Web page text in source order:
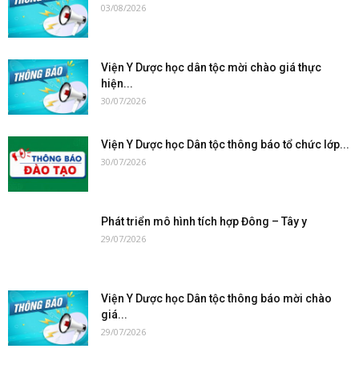
03/08/2026
Viện Y Dược học dân tộc mời chào giá thực
hiện...
30/07/2026
Viện Y Dược học Dân tộc thông báo tổ chức lớp...
30/07/2026
Phát triển mô hình tích hợp Đông – Tây y
29/07/2026
Viện Y Dược học Dân tộc thông báo mời chào
giá...
29/07/2026